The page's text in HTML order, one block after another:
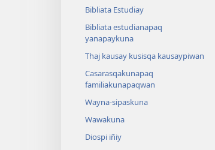
Bibliata Estudiay
Bibliata estudianapaq
yanapaykuna
Thaj kausay kusisqa kausaypiwan
Casarasqakunapaq
familiakunapaqwan
Wayna-sipaskuna
Wawakuna
Diospi iñiy